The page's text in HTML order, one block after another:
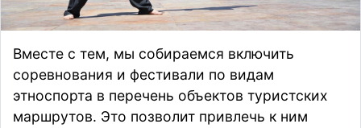
Вместе с тем, мы собираемся включить
соревнования и фестивали по видам
этноспорта в перечень объектов туристских
маршрутов. Это позволит привлечь к ним